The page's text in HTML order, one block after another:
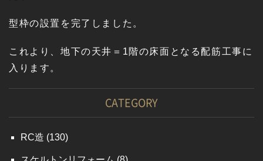
型枠の設置を完了しました。
これより、地下の天井＝1階の床面となる配筋工事に
入ります。
CATEGORY
RC造 (130)